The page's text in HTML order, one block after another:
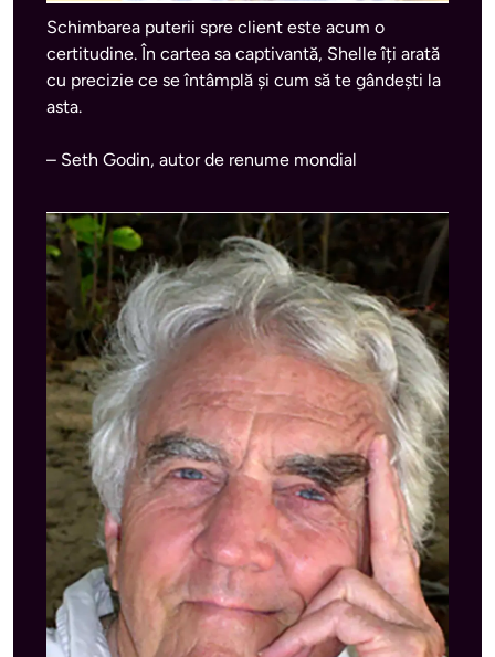
Schimbarea puterii spre client este acum o
certitudine. În cartea sa captivantă, Shelle îți arată
cu precizie ce se întâmplă și cum să te gândești la
asta.
– Seth Godin, autor de renume mondial